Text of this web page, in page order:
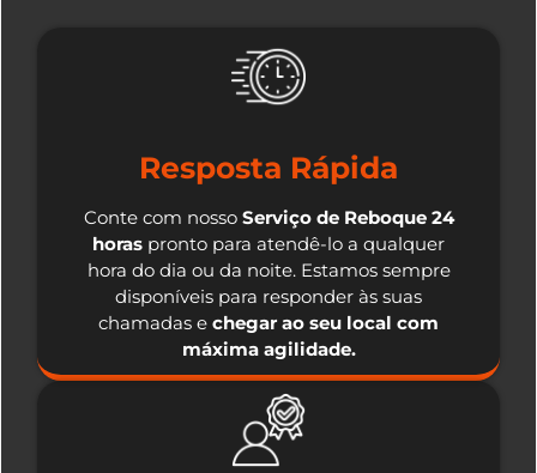
Resposta Rápida
Conte com nosso Serviço de Reboque 24
horas pronto para atendê-lo a qualquer
hora do dia ou da noite. Estamos sempre
disponíveis para responder às suas
chamadas e chegar ao seu local com
máxima agilidade.